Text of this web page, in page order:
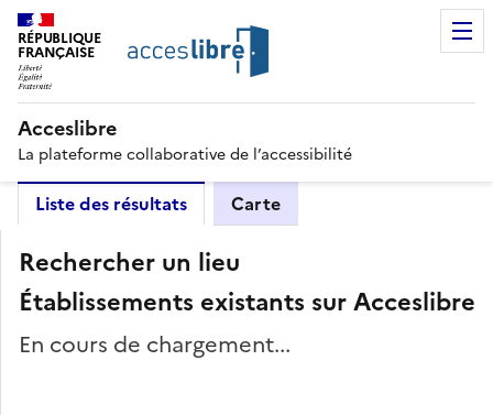
RÉPUBLIQUE
FRANÇAISE
Acceslibre
La plateforme collaborative de l’accessibilité
Liste des résultats Carte
Rechercher un lieu
Établissements existants sur Acceslibre
En cours de chargement...